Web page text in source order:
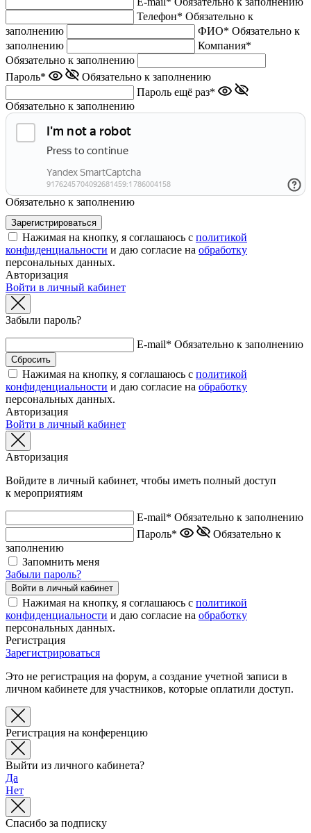
Телефон* Обязательно к
заполнению
ФИО* Обязательно к
заполнению
Компания*
Обязательно к заполнению
Пароль*
Обязательно к заполнению
Пароль ещё раз*
Обязательно к заполнению
Обязательно к заполнению
Нажимая на кнопку, я соглашаюсь с политикой
конфиденциальности и даю согласие на обработку
персональных данных.
Авторизация
Войти в личный кабинет
Забыли пароль?
E-mail* Обязательно к заполнению
Нажимая на кнопку, я соглашаюсь с политикой
конфиденциальности и даю согласие на обработку
персональных данных.
Авторизация
Войти в личный кабинет
Авторизация
Войдите в личный кабинет, чтобы иметь полный доступ
к мероприятиям
E-mail* Обязательно к заполнению
Пароль*
Обязательно к
заполнению
Запомнить меня
Забыли пароль?
Нажимая на кнопку, я соглашаюсь с политикой
конфиденциальности и даю согласие на обработку
персональных данных.
Регистрация
Зарегистрироваться
Это не регистрация на форум, а создание учетной записи в
личном кабинете для участников, которые оплатили доступ.
Регистрация на конференцию
Выйти из личного кабинета?
Да
Нет
Спасибо за подписку